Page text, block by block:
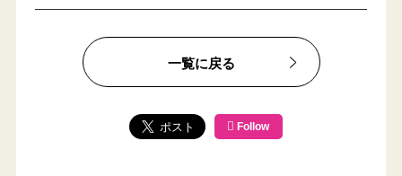
一覧に戻る
Follow